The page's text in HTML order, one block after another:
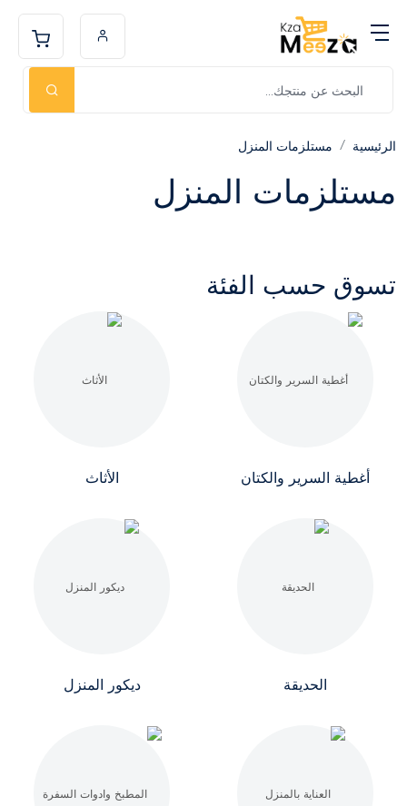
الرئيسية مستلزمات المنزل
مستلزمات المنزل
تسوق حسب الفئة
أغطية السرير والكتان الأثاث
الحديقة ديكور المنزل